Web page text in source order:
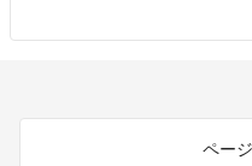
ペー